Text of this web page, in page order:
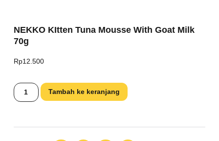
NEKKO KItten Tuna Mousse With Goat Milk
70g
Rp12.500
Tambah ke keranjang